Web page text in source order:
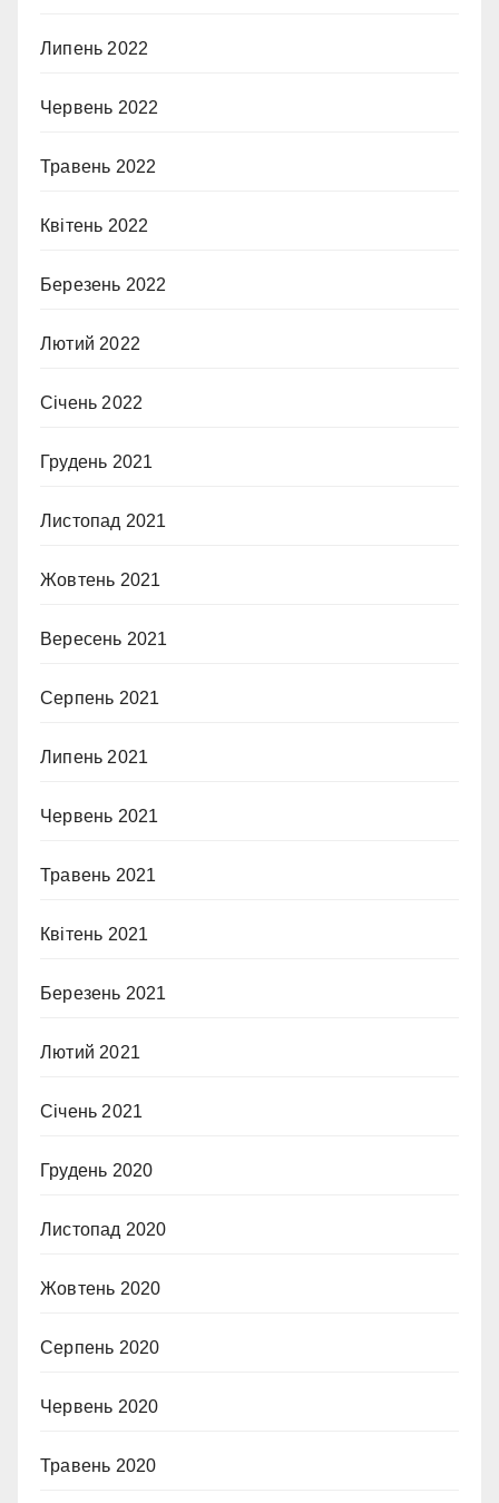
Липень 2022
Червень 2022
Травень 2022
Квітень 2022
Березень 2022
Лютий 2022
Січень 2022
Грудень 2021
Листопад 2021
Жовтень 2021
Вересень 2021
Серпень 2021
Липень 2021
Червень 2021
Травень 2021
Квітень 2021
Березень 2021
Лютий 2021
Січень 2021
Грудень 2020
Листопад 2020
Жовтень 2020
Серпень 2020
Червень 2020
Травень 2020